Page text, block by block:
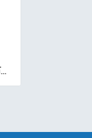
CT457XNS (70 CM) ฟลัชวาล์วโถสุขภัณฑ์มีล็อคในตัว